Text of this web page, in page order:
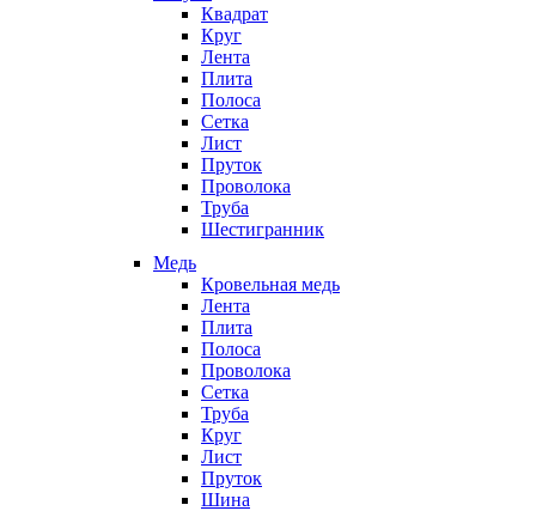
Квадрат
Круг
Лента
Плита
Полоса
Сетка
Лист
Пруток
Проволока
Труба
Шестигранник
Медь
Кровельная медь
Лента
Плита
Полоса
Проволока
Сетка
Труба
Круг
Лист
Пруток
Шина